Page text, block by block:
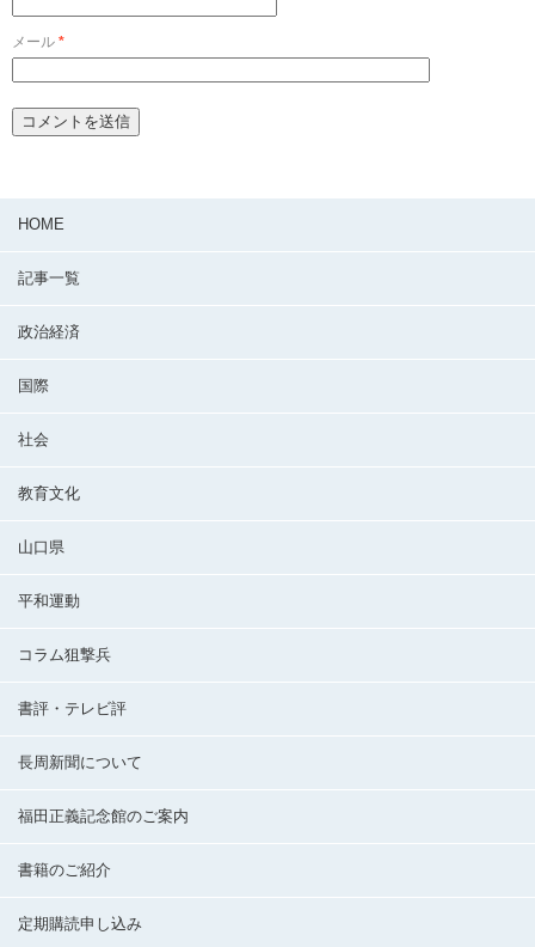
メール *
HOME
記事一覧
政治経済
国際
社会
教育文化
山口県
平和運動
コラム狙撃兵
書評・テレビ評
長周新聞について
福田正義記念館のご案内
書籍のご紹介
定期購読申し込み